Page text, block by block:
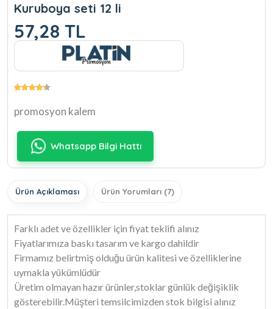
Kuruboya seti 12 li
57,28 TL
promosyon kalem
Whatsapp Bilgi Hattı
Ürün Açıklaması Ürün Yorumları (7)
Farklı adet ve özellikler için fiyat teklifi alınız
Fiyatlarımıza baskı tasarım ve kargo dahildir
Firmamız belirtmiş olduğu ürün kalitesi ve özelliklerine
uymakla yükümlüdür
Üretim olmayan hazır ürünler,stoklar günlük değişiklik
gösterebilir.Müşteri temsilcimizden stok bilgisi alınız